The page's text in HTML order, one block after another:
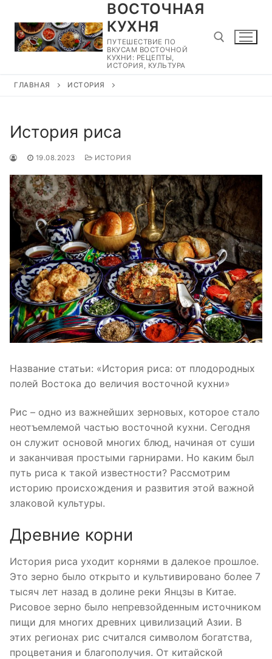
содержимому
ВОСТОЧНАЯ
КУХНЯ
ПУТЕШЕСТВИЕ ПО
ВКУСАМ ВОСТОЧНОЙ
КУХНИ: РЕЦЕПТЫ,
ИСТОРИЯ, КУЛЬТУРА
ГЛАВНАЯ ИСТОРИЯ
История риса
19.08.2023 ИСТОРИЯ
Название статьи: «История риса: от плодородных
полей Востока до величия восточной кухни»
Рис – одно из важнейших зерновых, которое стало
неотъемлемой частью восточной кухни. Сегодня
он служит основой многих блюд, начиная от суши
и заканчивая простыми гарнирами. Но каким был
путь риса к такой известности? Рассмотрим
историю происхождения и развития этой важной
злаковой культуры.
Древние корни
История риса уходит корнями в далекое прошлое.
Это зерно было открыто и культивировано более 7
тысяч лет назад в долине реки Янцзы в Китае.
Рисовое зерно было непревзойденным источником
пищи для многих древних цивилизаций Азии. В
этих регионах рис считался символом богатства,
процветания и благополучия. От китайской